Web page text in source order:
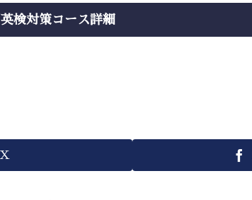
英検対策コース詳細
X